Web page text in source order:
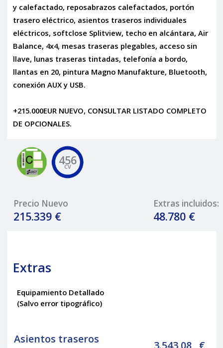
y calefactado, reposabrazos calefactados, portón
trasero eléctrico, asientos traseros individuales
eléctricos, softclose Splitview, techo en alcántara, Air
Balance, 4x4, mesas traseras plegables, acceso sin
llave, lunas traseras tintadas, telefonía a bordo,
llantas en 20, pintura Magno Manufakture, Bluetooth,
conexión AUX y USB.
+215.000EUR NUEVO, CONSULTAR LISTADO COMPLETO
DE OPCIONALES.
456
CV
Precio Nuevo
215.339 €
Extras incluidos:
48.780 €
Extras
Equipamiento Detallado
(Salvo error tipográfico)
Asientos traseros
3.543,08 €